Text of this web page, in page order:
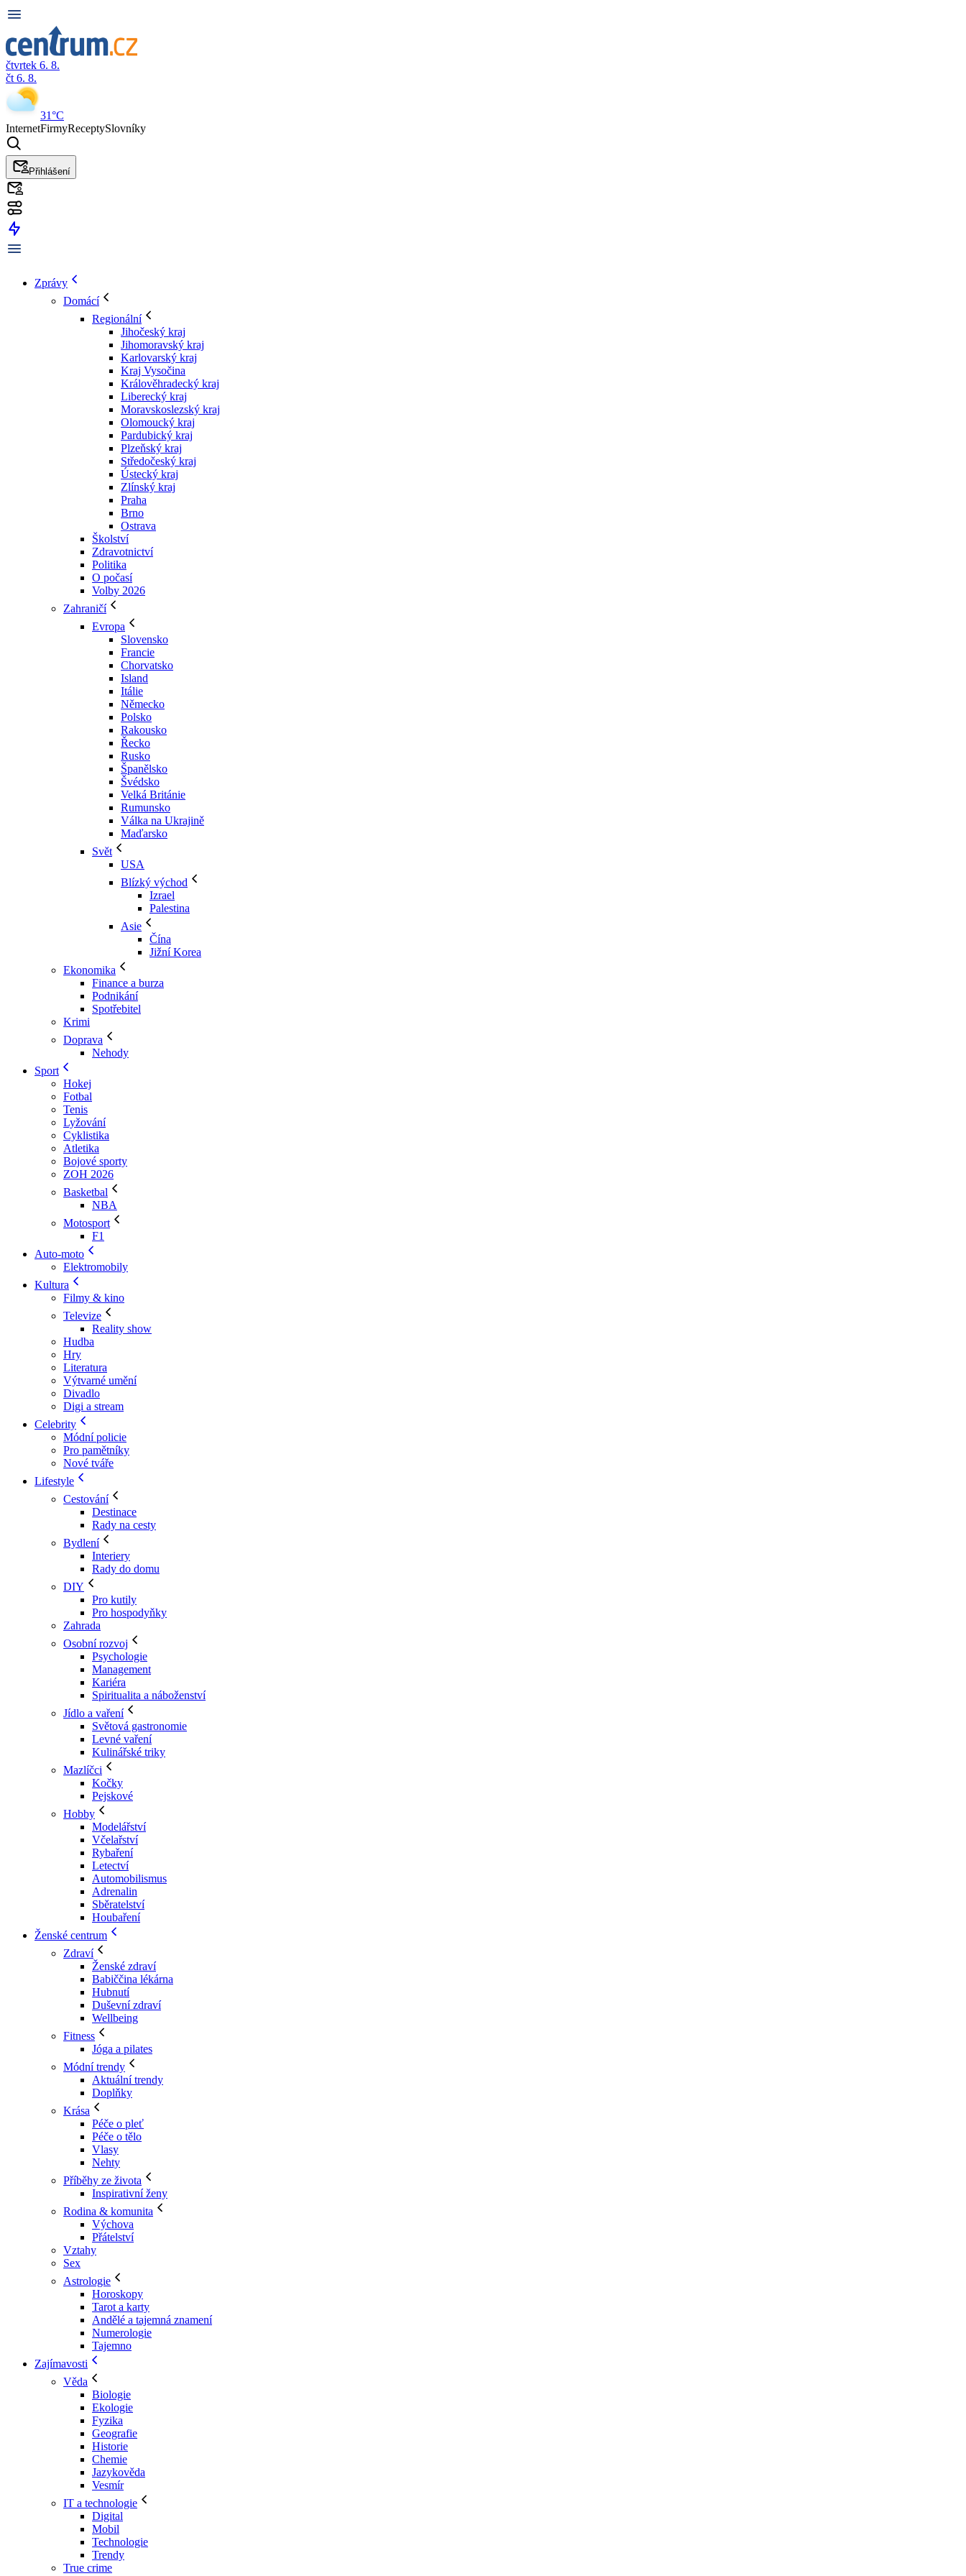
čtvrtek 6. 8.
čt 6. 8.
31°C
InternetFirmyReceptySlovníky
Přihlášení
Zprávy
Domácí
Regionální
Jihočeský kraj
Jihomoravský kraj
Karlovarský kraj
Kraj Vysočina
Králověhradecký kraj
Liberecký kraj
Moravskoslezský kraj
Olomoucký kraj
Pardubický kraj
Plzeňský kraj
Středočeský kraj
Ústecký kraj
Zlínský kraj
Praha
Brno
Ostrava
Školství
Zdravotnictví
Politika
O počasí
Volby 2026
Zahraničí
Evropa
Slovensko
Francie
Chorvatsko
Island
Itálie
Německo
Polsko
Rakousko
Řecko
Rusko
Španělsko
Švédsko
Velká Británie
Rumunsko
Válka na Ukrajině
Maďarsko
Svět
USA
Blízký východ
Izrael
Palestina
Asie
Čína
Jižní Korea
Ekonomika
Finance a burza
Podnikání
Spotřebitel
Krimi
Doprava
Nehody
Sport
Hokej
Fotbal
Tenis
Lyžování
Cyklistika
Atletika
Bojové sporty
ZOH 2026
Basketbal
NBA
Motosport
F1
Auto-moto
Elektromobily
Kultura
Filmy & kino
Televize
Reality show
Hudba
Hry
Literatura
Výtvarné umění
Divadlo
Digi a stream
Celebrity
Módní policie
Pro pamětníky
Nové tváře
Lifestyle
Cestování
Destinace
Rady na cesty
Bydlení
Interiery
Rady do domu
DIY
Pro kutily
Pro hospodyňky
Zahrada
Osobní rozvoj
Psychologie
Management
Kariéra
Spiritualita a náboženství
Jídlo a vaření
Světová gastronomie
Levné vaření
Kulinářské triky
Mazlíčci
Kočky
Pejskové
Hobby
Modelářství
Včelařství
Rybaření
Letectví
Automobilismus
Adrenalin
Sběratelství
Houbaření
Ženské centrum
Zdraví
Ženské zdraví
Babiččina lékárna
Hubnutí
Duševní zdraví
Wellbeing
Fitness
Jóga a pilates
Módní trendy
Aktuální trendy
Doplňky
Krása
Péče o pleť
Péče o tělo
Vlasy
Nehty
Příběhy ze života
Inspirativní ženy
Rodina & komunita
Výchova
Přátelství
Vztahy
Sex
Astrologie
Horoskopy
Tarot a karty
Andělé a tajemná znamení
Numerologie
Tajemno
Zajímavosti
Věda
Biologie
Ekologie
Fyzika
Geografie
Historie
Chemie
Jazykověda
Vesmír
IT a technologie
Digital
Mobil
Technologie
Trendy
True crime